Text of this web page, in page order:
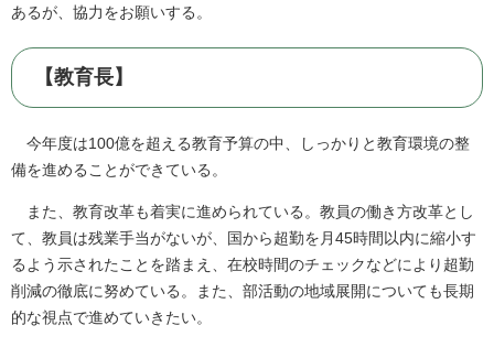
あるが、協力をお願いする。
【教育長】
今年度は100億を超える教育予算の中、しっかりと教育環境の整
備を進めることができている。
また、教育改革も着実に進められている。教員の働き方改革とし
て、教員は残業手当がないが、国から超勤を月45時間以内に縮小す
るよう示されたことを踏まえ、在校時間のチェックなどにより超勤
削減の徹底に努めている。また、部活動の地域展開についても長期
的な視点で進めていきたい。